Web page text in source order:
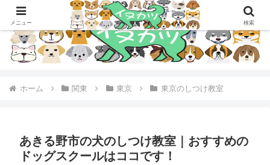
ホーム 関東 東京 東京のしつけ教室
あきる野市の犬のしつけ教室｜おすすめの
ドッグスクールはココです！
メニュー 検索